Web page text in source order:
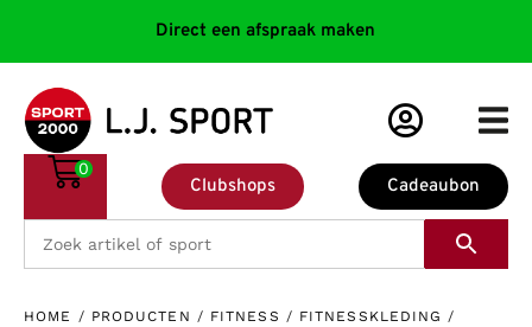
Direct een afspraak maken
Cadeaubon
Clubshops
0
HOME / PRODUCTEN / FITNESS / FITNESSKLEDING /